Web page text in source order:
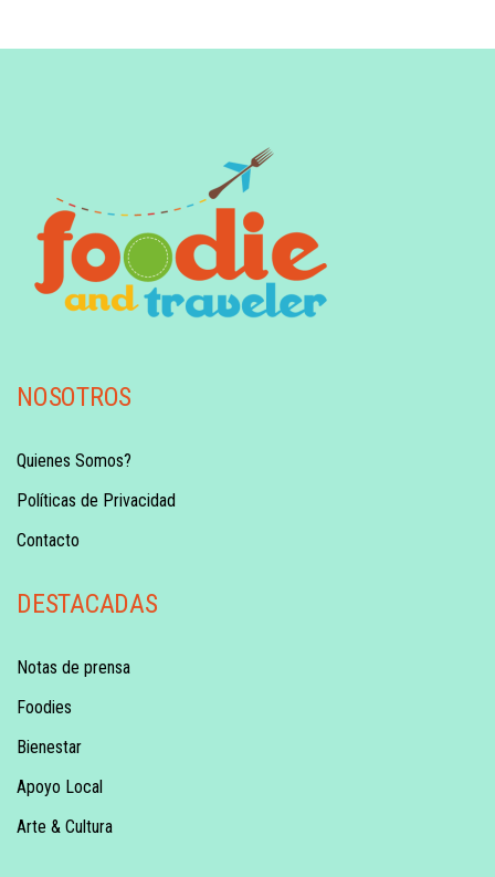
NOSOTROS
Quienes Somos?
Políticas de Privacidad
Contacto
DESTACADAS
Notas de prensa
Foodies
Bienestar
Apoyo Local
Arte & Cultura